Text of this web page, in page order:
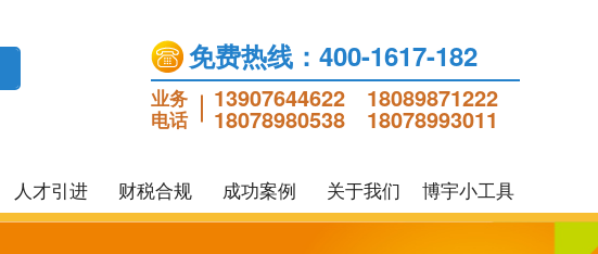
免费热线：400-1617-182
业务
电话
13907644622 18089871222
18078980538 18078993011
人才引进 财税合规 成功案例 关于我们 博宇小工具